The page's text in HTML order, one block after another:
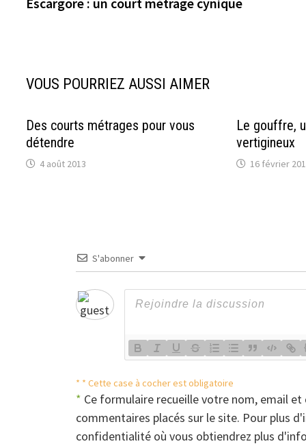
de
VOUS POURRIEZ AUSSI AIMER
Des courts métrages pour vous
détendre
4 août 2013
Le gouffre,
vertigineux
16 février
S'abonner
* * Cette case à cocher est obligatoire
* Ce formulaire recueille votre nom, email
commentaires placés sur le site. Pour plus
confidentialité où vous obtiendrez plus